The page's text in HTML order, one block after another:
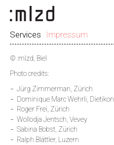
Services Impressum
© :mlzd, Biel
Photo credits:
Jürg Zimmerman, Zürich
Dominique Marc Wehrli, Dietikon
Roger Frei, Zürich
Wollodja Jentsch, Vevey
Sabina Bobst, Zürich
Ralph Blättler, Luzern